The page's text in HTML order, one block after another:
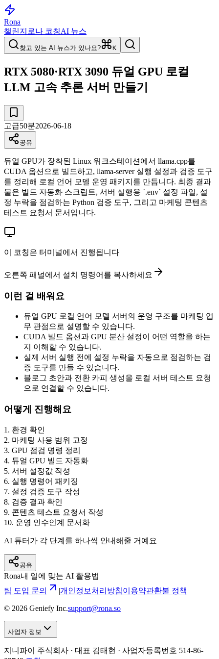
Rona
챌린지 로나 코칭AI 뉴스
찾고 있는 AI 뉴스가 있나요? K
RTX 5080·RTX 3090 듀얼 GPU 로컬
LLM 고속 추론 서버 만들기
고급50분2026-06-18
공유
듀얼 GPU가 장착된 Linux 워크스테이션에서 llama.cpp를
CUDA 옵션으로 빌드하고, llama-server 실행 설정과 검증 도구
를 정리해 로컬 언어 모델 운영 패키지를 만듭니다. 최종 결과
물은 빌드 자동화 스크립트, 서버 실행용 `.env` 설정 파일, 설
정 누락을 점검하는 Python 검증 도구, 그리고 마케팅 콘텐츠
테스트 요청서 문서입니다.
이 코칭은 터미널에서 진행됩니다
오른쪽 패널에서 설치 명령어를 복사하세요
이런 걸 배워요
듀얼 GPU 로컬 언어 모델 서버의 운영 구조를 마케팅 업
무 관점으로 설명할 수 있습니다.
CUDA 빌드 옵션과 GPU 분산 설정이 어떤 역할을 하는
지 이해할 수 있습니다.
실제 서버 실행 전에 설정 누락을 자동으로 점검하는 검
증 도구를 만들 수 있습니다.
블로그 초안과 전환 카피 생성을 로컬 서버 테스트 요청
으로 연결할 수 있습니다.
어떻게 진행해요
1 . 환경 확인
2. 마케팅 사용 범위 고정
3. GPU 점검 명령 정리
4. 듀얼 GPU 빌드 자동화
5. 서버 설정값 작성
6. 실행 명령어 패키징
7. 설정 검증 도구 작성
8. 검증 결과 확인
9. 콘텐츠 테스트 요청서 작성
10. 운영 인수인계 문서화
AI 튜터가 각 단계를 하나씩 안내해줄 거예요
공유
Rona내 일에 맞는 AI 활용법
팀 도입 문의
|개인정보처리방침이용약관환불 정책
© 2026 Geniefy Inc.support@rona.so
사업자 정보
지니파이 주식회사 · 대표 김태현 · 사업자등록번호 514-86-